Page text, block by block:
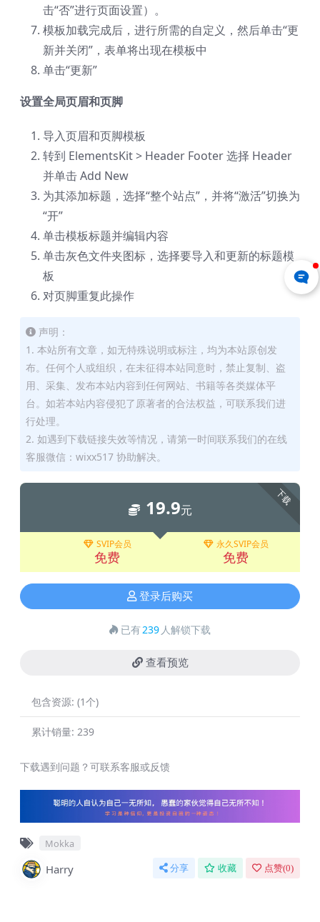
击“否”进行页面设置）。
模板加载完成后，进行所需的自定义，然后单击“更
新并关闭”，表单将出现在模板中
单击“更新”
设置全局页眉和页脚
导入页眉和页脚模板
转到 ElementsKit > Header Footer 选择 Header
并单击 Add New
为其添加标题，选择“整个站点”，并将“激活”切换为
“开”
单击模板标题并编辑内容
单击灰色文件夹图标，选择要导入和更新的标题模
板
对页脚重复此操作
声明：
1. 本站所有文章，如无特殊说明或标注，均为本站原创发
布。任何个人或组织，在未征得本站同意时，禁止复制、盗
用、采集、发布本站内容到任何网站、书籍等各类媒体平
台。如若本站内容侵犯了原著者的合法权益，可联系我们进
行处理。
2. 如遇到下载链接失效等情况，请第一时间联系我们的在线
客服微信：wixx517 协助解决。
下载
19.9元
SVIP会员
免费
永久SVIP会员
免费
登录后购买
已有239 人解锁下载
查看预览
包含资源: (1个)
累计销量: 239
下载遇到问题？可联系客服或反馈
Mokka
Harry 分享 收藏 点赞(0)